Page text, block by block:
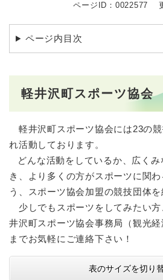
ページID：0022577
ページ内目次
軽井沢町スポーツ協会
軽井沢町スポーツ協会には23の
れ活動しております。
どんな活動をしているか、広くみ
き、より多くの方がスポーツに関
う、スポーツ協会加盟の競技団体を
少しでもスポーツをしてみたい方
井沢町スポーツ協会事務局（観光経
までお気軽にご連絡下さい！
表のサイズを切り